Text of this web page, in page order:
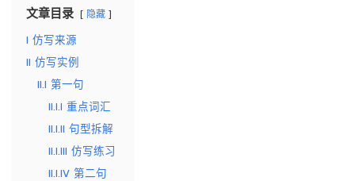
文章目录 隐藏
I 仿写来源
II 仿写实例
II.I 第一句
II.I.I 重点词汇
II.I.II 句型拆解
II.I.III 仿写练习
II.I.IV 第二句